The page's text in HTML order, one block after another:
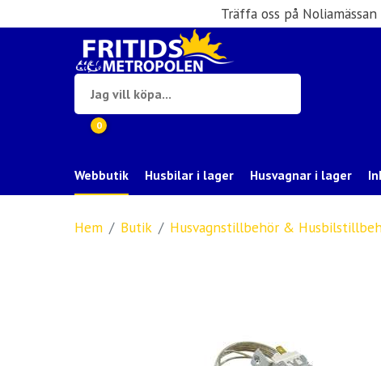
Träffa oss på
0
Webbutik Husbilar i lager Husvagnar i lager
Hem Butik Husvagnstillbehör &